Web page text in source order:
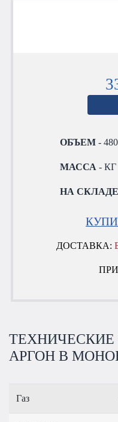
ОБЪЕМ -
МАССА - КГ
НА СКЛАДЕ
ДОСТАВКА:
ТЕХНИЧЕСКИЕ
АРГОН В
Газ